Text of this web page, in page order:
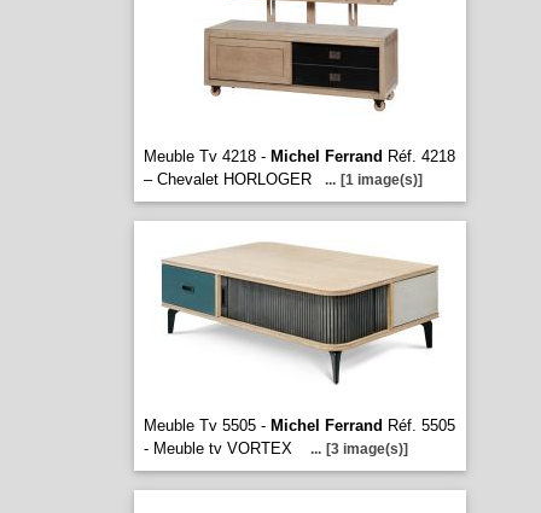
Meuble Tv 4218 - Michel Ferrand Réf. 4218
– Chevalet HORLOGER
... [1 image(s)]
Meuble Tv 5505 - Michel Ferrand Réf. 5505
- Meuble tv VORTEX
... [3 image(s)]